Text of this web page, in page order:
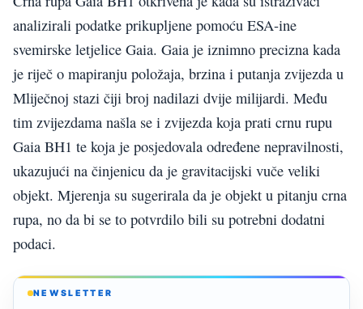
analizirali podatke prikupljene pomoću ESA-ine
svemirske letjelice Gaia. Gaia je iznimno precizna kada
je riječ o mapiranju položaja, brzina i putanja zvijezda u
Mliječnoj stazi čiji broj nadilazi dvije milijardi. Među
tim zvijezdama našla se i zvijezda koja prati crnu rupu
Gaia BH1 te koja je posjedovala određene nepravilnosti,
ukazujući na činjenicu da je gravitacijski vuče veliki
objekt. Mjerenja su sugerirala da je objekt u pitanju crna
rupa, no da bi se to potvrdilo bili su potrebni dodatni
podaci.
NEWSLETTER